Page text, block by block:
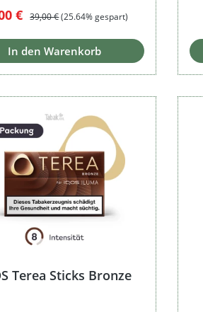
€ Regulärer Preis:
39,00 €(25.64% gespart)
In den Warenkorb
Terea Sticks Bronze